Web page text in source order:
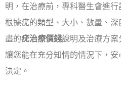
明，在治療前，專科醫生會進
根據疣的類型、大小、數量、
盡的疣治療價錢說明及治療方案
讓您能在充分知情的情況下，
決定。